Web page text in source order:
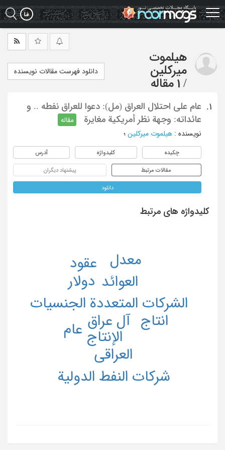
Skip
to
main
هیلموت
میرکلین
/ 1 مقاله
دانلود فهرست مقالات نویسنده
1.
عام علی احتلال العراق (مل): دعوا للعراق نفطه .. و
عائداته: وجهة نظر أمریکیة مغایرة
مقاله
نویسنده : هیلموت میرکلین ؛
چکیده کلیدواژه آدرس
مقالات مرتبط پیشنهاد دیگران
دانلود
کلیدواژه های مرتبط
آل عراق
الإنتاج
الشرکات المتعددة الجنسیات
العراقی
العوائد
انتاج
دولار
شرکات النفط الدولیة
عام
عقود معدل